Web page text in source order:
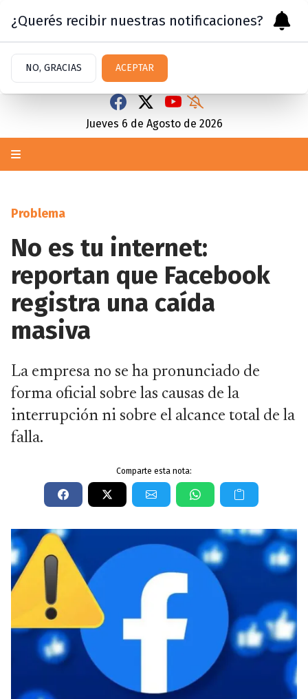
Jueves 6 de Agosto de 2026
Problema
No es tu internet:
reportan que Facebook
registra una caída
masiva
La empresa no se ha pronunciado de
forma oficial sobre las causas de la
interrupción ni sobre el alcance total de la
falla.
Comparte esta nota:
¿Querés recibir nuestras notificaciones?
NO, GRACIAS ACEPTAR